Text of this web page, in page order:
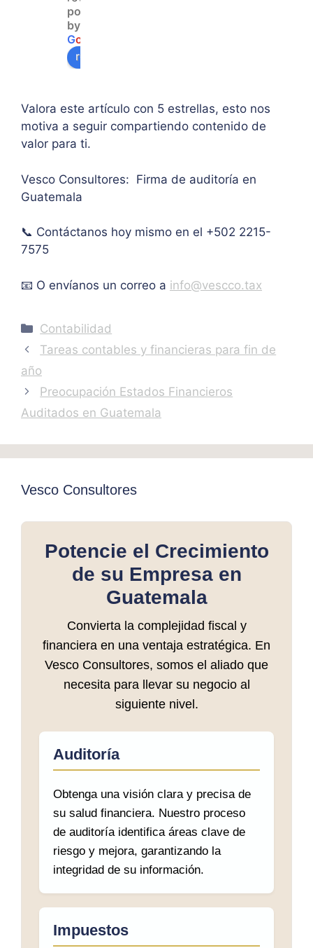
powered
by
Go
review us on
pers
onal.
o
máxi
IVA.
graci
Valora este artículo con 5 estrellas, esto nos
motiva a seguir compartiendo contenido de
valor para ti.
Vesco Consultores: Firma de auditoría en
Guatemala
📞 Contáctanos hoy mismo en el +502 2215-
7575
📧 O envíanos un correo a info@vescco.tax
Categories
Contabilidad
Tareas contables y financieras para fin de
año
Preocupación Estados Financieros
Auditados en Guatemala
Vesco Consultores
Potencie el Crecimiento
de su Empresa en
Guatemala
Convierta la complejidad fiscal y
financiera en una ventaja estratégica. En
Vesco Consultores, somos el aliado que
necesita para llevar su negocio al
siguiente nivel.
Auditoría
Obtenga una visión clara y precisa de
su salud financiera. Nuestro proceso
de auditoría identifica áreas clave de
riesgo y mejora, garantizando la
integridad de su información.
Impuestos